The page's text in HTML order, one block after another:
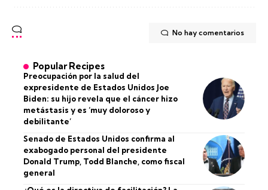
No hay comentarios
Popular Recipes
Preocupación por la salud del
expresidente de Estados Unidos Joe
Biden: su hijo revela que el cáncer hizo
metástasis y es ‘muy doloroso y
debilitante’
Senado de Estados Unidos confirma al
exabogado personal del presidente
Donald Trump, Todd Blanche, como fiscal
general